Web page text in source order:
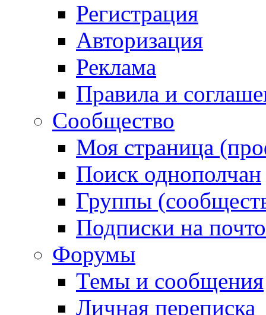
Регистрация
Авторизация
Реклама
Правила и
Сообщество
Моя страница
Поиск однополчан
Группы
Подписки на
Форумы
Темы и сообщения
Личная переписка